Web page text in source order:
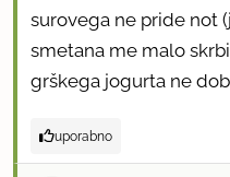
surovega ne pride not
smetana me malo
grškega jogurta ne
uporabno